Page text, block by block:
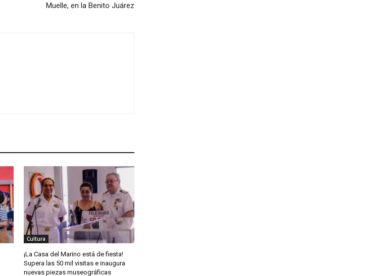
Muelle, en la Benito Juárez
Cultura
¡La Casa del Marino está de fiesta!
Supera las 50 mil visitas e inaugura
nuevas piezas museográficas